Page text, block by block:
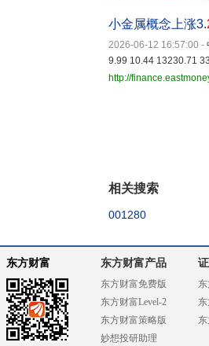
小金属概念上涨3.
2026-06-12 16:57:00 -
9.99 10.44 13230.71
http://
相关搜索
001280
东方财富 东方财富产品
东方财富免费版
东方财富Level-2
东方财富策略版
妙想投研助理